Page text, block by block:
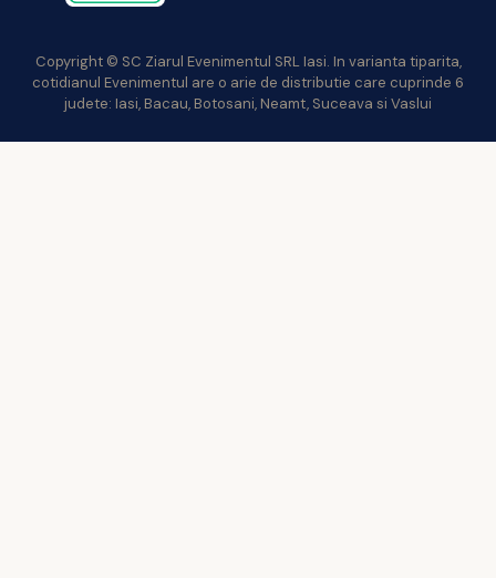
Copyright © SC Ziarul Evenimentul SRL Iasi. In varianta tiparita,
cotidianul Evenimentul are o arie de distributie care cuprinde 6
judete: Iasi, Bacau, Botosani, Neamt, Suceava si Vaslui